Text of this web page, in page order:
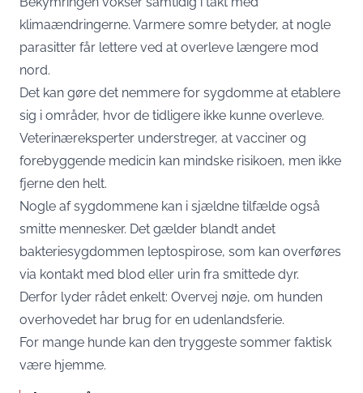
klimaændringerne. Varmere somre betyder, at nogle
parasitter får lettere ved at overleve længere mod
nord.
Det kan gøre det nemmere for sygdomme at etablere
sig i områder, hvor de tidligere ikke kunne overleve.
Veterinæreksperter understreger, at vacciner og
forebyggende medicin kan mindske risikoen, men ikke
fjerne den helt.
Nogle af sygdommene kan i sjældne tilfælde også
smitte mennesker. Det gælder blandt andet
bakteriesygdommen leptospirose, som kan overføres
via kontakt med blod eller urin fra smittede dyr.
Derfor lyder rådet enkelt: Overvej nøje, om hunden
overhovedet har brug for en udenlandsferie.
For mange hunde kan den tryggeste sommer faktisk
være hjemme.